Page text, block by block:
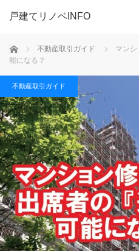
戸建てリノベINFO
ホーム 不動産取引ガイド
マン
能になる？
不動産取引ガイド